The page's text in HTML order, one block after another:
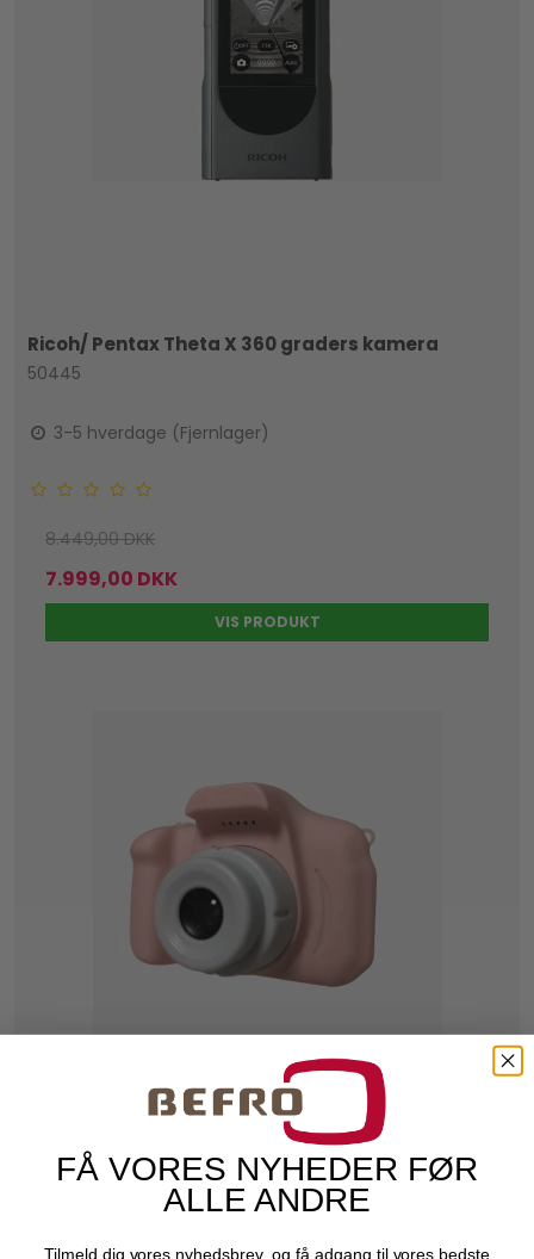
Ricoh/ Pentax Theta X 360 graders kamera
50445
3-5 hverdage (Fjernlager)
8.449,00 DKK
7.999,00 DKK
VIS PRODUKT
Denver Electronics
50735
FÅ VORES NYHEDER FØR
ALLE ANDRE
Tilmeld dig vores nyhedsbrev, og få adgang til vores bedste